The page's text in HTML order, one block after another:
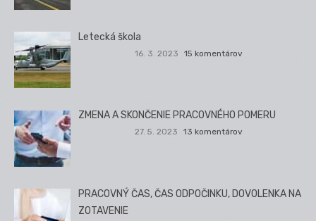
Letecká škola
16. 3. 2023 15 komentárov
ZMENA A SKONČENIE PRACOVNÉHO POMERU
27. 5. 2023 13 komentárov
PRACOVNÝ ČAS, ČAS ODPOČINKU, DOVOLENKA NA
ZOTAVENIE